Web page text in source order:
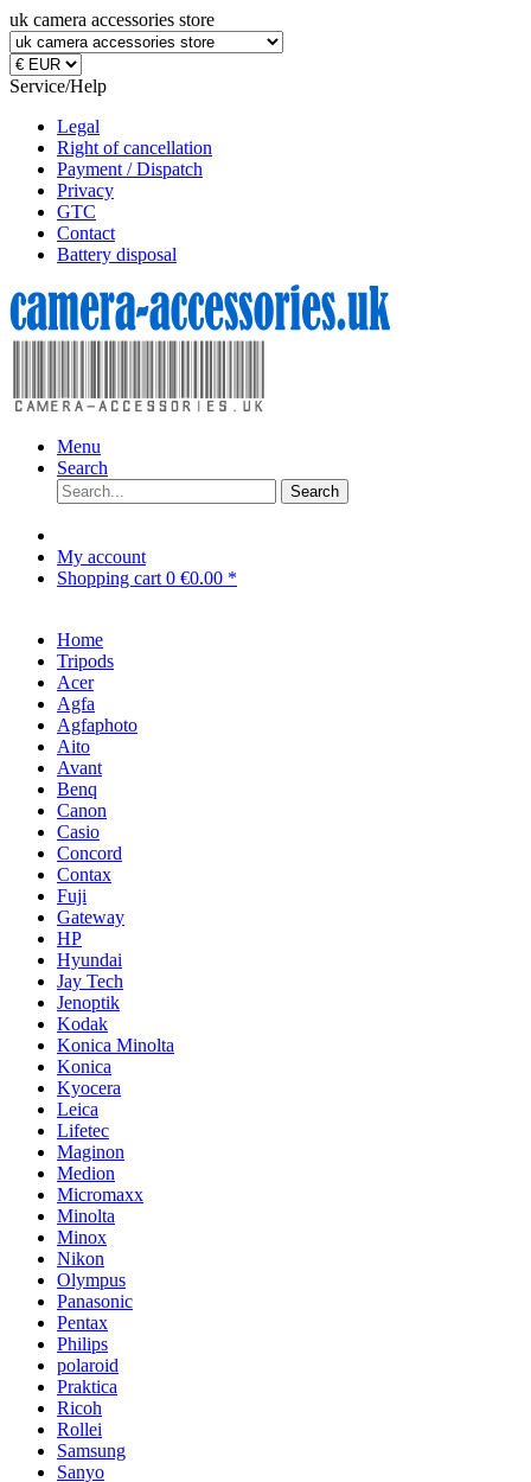
uk camera accessories store
Service/Help
Legal
Right of cancellation
Payment / Dispatch
Privacy
GTC
Contact
Battery disposal
Menu
Search
Search
My account
Shopping cart 0 €0.00 *
Home
Tripods
Acer
Agfa
Agfaphoto
Aito
Avant
Benq
Canon
Casio
Concord
Contax
Fuji
Gateway
HP
Hyundai
Jay Tech
Jenoptik
Kodak
Konica Minolta
Konica
Kyocera
Leica
Lifetec
Maginon
Medion
Micromaxx
Minolta
Minox
Nikon
Olympus
Panasonic
Pentax
Philips
polaroid
Praktica
Ricoh
Rollei
Samsung
Sanyo